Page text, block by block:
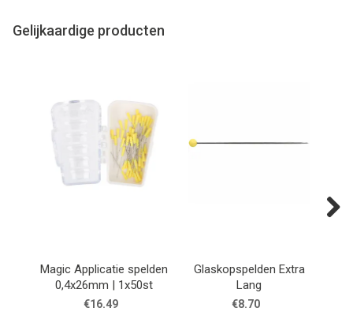
Gelijkaardige producten
Magic Applicatie spelden
0,4x26mm | 1x50st
€16.49
Glaskopspelden Extra
Lang
€8.70